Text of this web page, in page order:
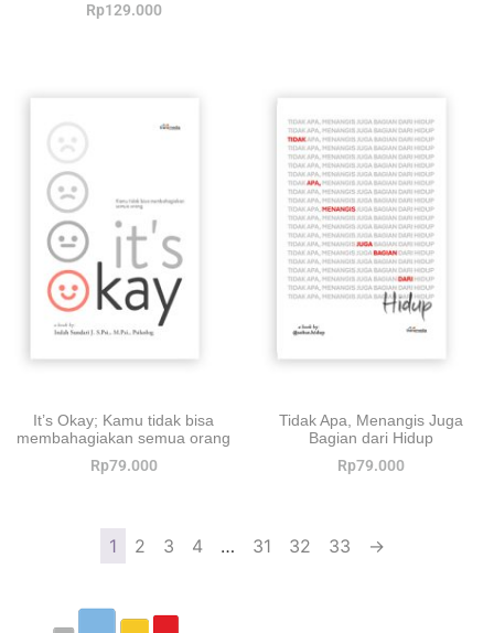
Rp129.000
It’s Okay; Kamu tidak bisa
membahagiakan semua orang
Rp79.000
Tidak Apa, Menangis Juga
Bagian dari Hidup
Rp79.000
1 2 3 4 … 31 32 33 →